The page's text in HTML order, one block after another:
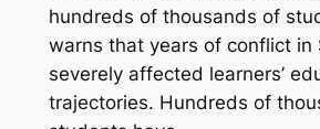
hundreds of thousands of
warns that years of conflict in
severely affected learners’
trajectories. Hundreds of